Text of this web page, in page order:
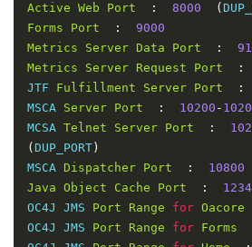
Active Web Port : 8000 (
Forms
Port :
9000
Metrics
Server Data Port :
Metrics
Server Request Port :
JTF Fulfillment Server Port :
MSCA Server Port : 10200 -
MCSA Telnet Server Port :
( DUP_PORT )
MSCA Dispatcher Port :
10800
Java Object Cache Port :
OC4J JMS Port Range for Oacore
OC4J JMS Port Range for Forms